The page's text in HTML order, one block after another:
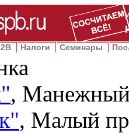
Налоги Семинары
", Манежный
", Малый